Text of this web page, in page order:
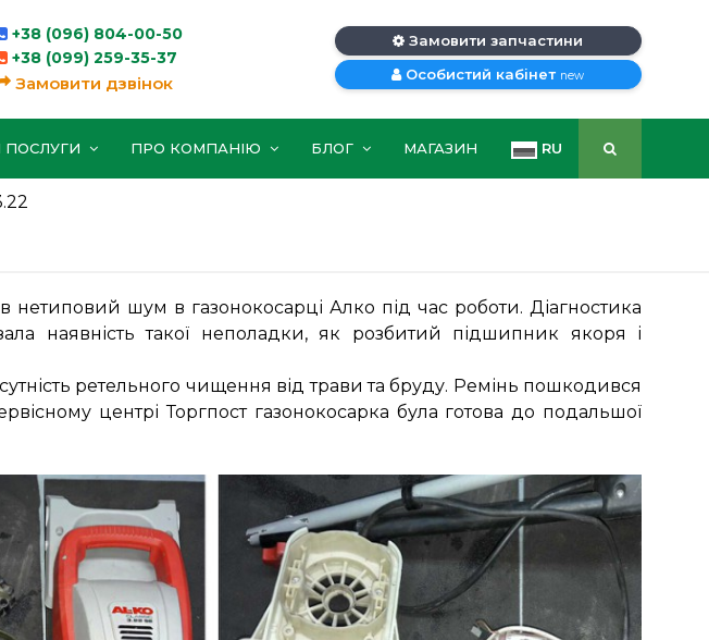
+38 (096) 804-00-50
+38 (099) 259-35-37
Замовити дзвінок
Замовити запчастини
Особистий кабінет new
ПОСЛУГИ ПРО КОМПАНІЮ БЛОГ МАГАЗИН RU
шум в газонокосарці Алко під час роботи. Діагностика
наявність такої неполадки, як розбитий підшипник якоря і
ретельного чищення від трави та бруду. Ремінь пошкодився
центрі Торгпост газонокосарка була готова до подальшої